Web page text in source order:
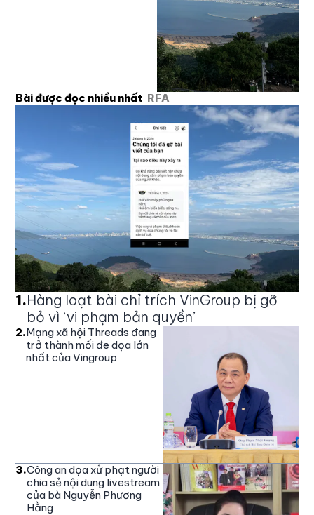
Bài được đọc nhiều nhất RFA
1.Hàng loạt bài chỉ trích VinGroup bị gỡ
bỏ vì ‘vi phạm bản quyền’
2.Mạng xã hội Threads đang
trở thành mối đe dọa lớn
nhất của Vingroup
3.Công an dọa xử phạt người
chia sẻ nội dung livestream
của bà Nguyễn Phương
Hằng